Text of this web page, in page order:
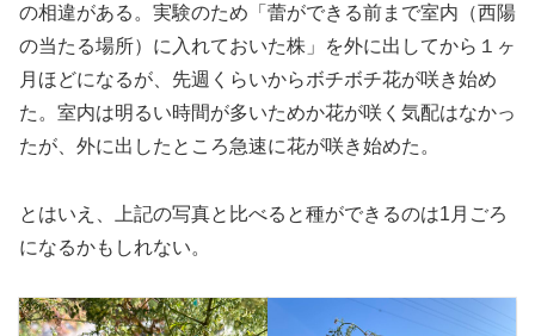
の相違がある。実験のため「蕾ができる前まで室内（西陽
の当たる場所）に入れておいた株」を外に出してから１ヶ
月ほどになるが、先週くらいからボチボチ花が咲き始め
た。室内は明るい時間が多いためか花が咲く気配はなかっ
たが、外に出したところ急速に花が咲き始めた。
とはいえ、上記の写真と比べると種ができるのは1月ごろ
になるかもしれない。